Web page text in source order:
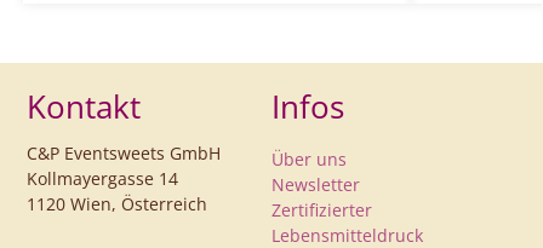
Kontakt
C&P Eventsweets GmbH
Kollmayergasse 14
1120 Wien, Österreich
Infos
Über uns
Newsletter
Zertifizierter
Lebensmitteldruck